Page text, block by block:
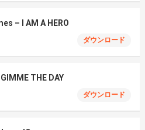
– I AM A HERO
ダウンロード
THE DAY
ダウンロード